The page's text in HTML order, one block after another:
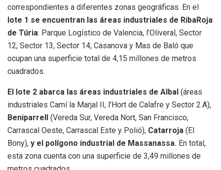
correspondientes a diferentes zonas geográficas. En el
lote 1 se encuentran las áreas industriales de RibaRoja
de Túria: Parque Logístico de Valencia, l’Oliveral, Sector
12, Sector 13, Sector 14, Casanova y Mas de Baló que
ocupan una superficie total de 4,15 millones de metros
cuadrados.
El lote 2 abarca las áreas industriales de Albal (áreas
industriales Camí la Marjal II, l’Hort de Calafre y Sector 2.A),
Beniparrell (Vereda Sur, Vereda Nort, San Francisco,
Carrascal Oeste, Carrascal Este y Polió), Catarroja (El
Bony), y el polígono industrial de Massanassa. En total,
esta zona cuenta con una superficie de 3,49 millones de